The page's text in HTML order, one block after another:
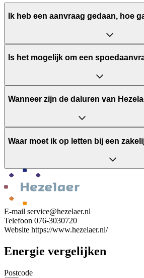
Ik heb een aanvraag gedaan, hoe
Is het mogelijk om een
Wanneer zijn de daluren van
Waar moet ik op letten bij een
E-mail service@hezelaer.nl
Telefoon 076-3030720
Website https://www.hezelaer.nl/
Energie vergelijken
Postcode